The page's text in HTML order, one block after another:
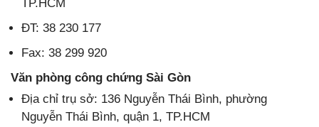
TP.HCM
ĐT: 38 230 177
Fax: 38 299 920
Văn phòng công chứng Sài Gòn
Địa chỉ trụ sở: 136 Nguyễn Thái Bình, phường
Nguyễn Thái Bình, quận 1, TP.HCM